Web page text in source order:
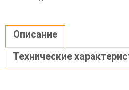
Описание
Технические